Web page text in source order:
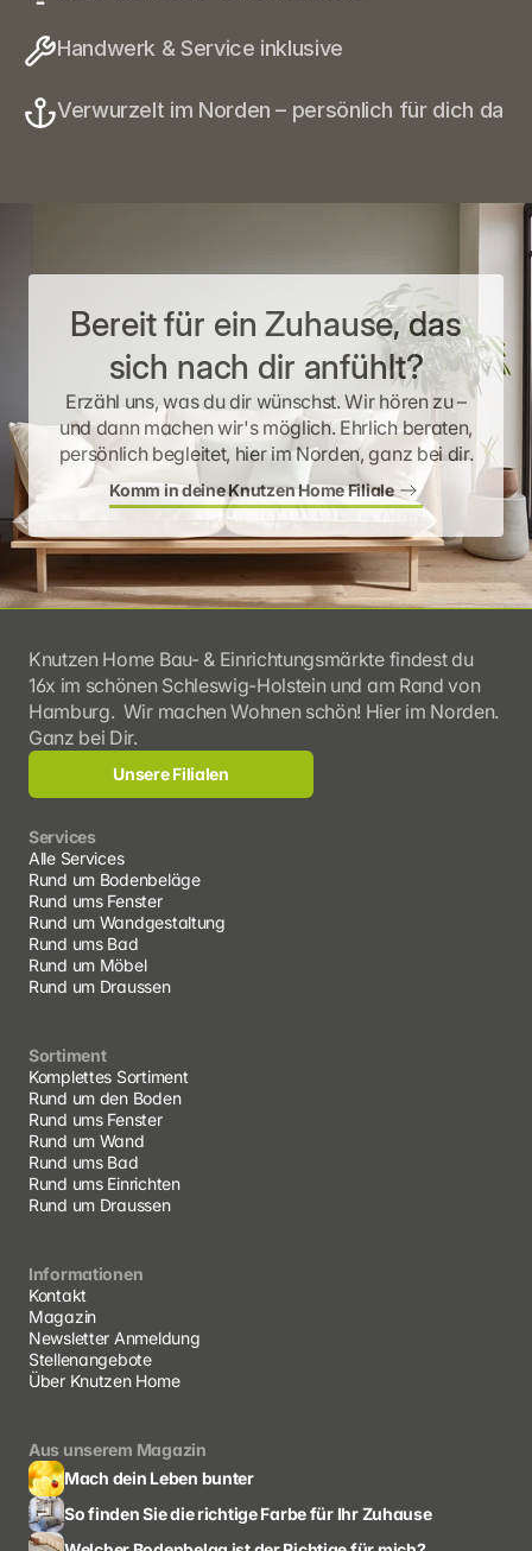
Handwerk & Service inklusive
Verwurzelt im Norden – persönlich für dich da
Bereit für ein Zuhause, das
sich nach dir anfühlt?
Erzähl uns, was du dir wünschst. Wir hören zu –
und dann machen wir's möglich. Ehrlich beraten,
persönlich begleitet, hier im Norden, ganz bei dir.
Komm in deine Knutzen Home Filiale
Knutzen Home Bau- & Einrichtungsmärkte findest du
16x im schönen Schleswig-Holstein und am Rand von
Hamburg.  Wir machen Wohnen schön! Hier im Norden.
Ganz bei Dir.
Unsere Filialen
Services
Alle Services
Rund um Bodenbeläge
Rund ums Fenster
Rund um Wandgestaltung
Rund ums Bad
Rund um Möbel
Rund um Draussen
Sortiment
Komplettes Sortiment
Rund um den Boden
Rund ums Fenster
Rund um Wand
Rund ums Bad
Rund ums Einrichten
Rund um Draussen
Informationen
Kontakt
Magazin
Newsletter Anmeldung
Stellenangebote
Über Knutzen Home
Aus unserem Magazin
Mach dein Leben bunter
So finden Sie die richtige Farbe für Ihr Zuhause